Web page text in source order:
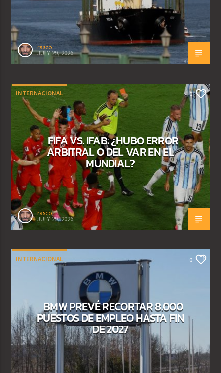
rasco
JULY 29, 2026
INTERNACIONAL 0
FIFA VS. IFAB: ¿HUBO ERROR
ARBITRAL O DEL VAR EN EL
MUNDIAL?
rasco
JULY 29, 2026
INTERNACIONAL 0
BMW PREVÉ RECORTAR 8.000
PUESTOS DE EMPLEO HASTA FIN
DE 2027